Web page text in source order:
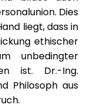
Dies
liegt, dass in
ethischer
unbedingter
ist. Dr.-Ing.
Philosoph aus